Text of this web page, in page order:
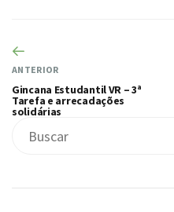
ANTERIOR
Gincana Estudantil VR – 3ª
Tarefa e arrecadações
solidárias